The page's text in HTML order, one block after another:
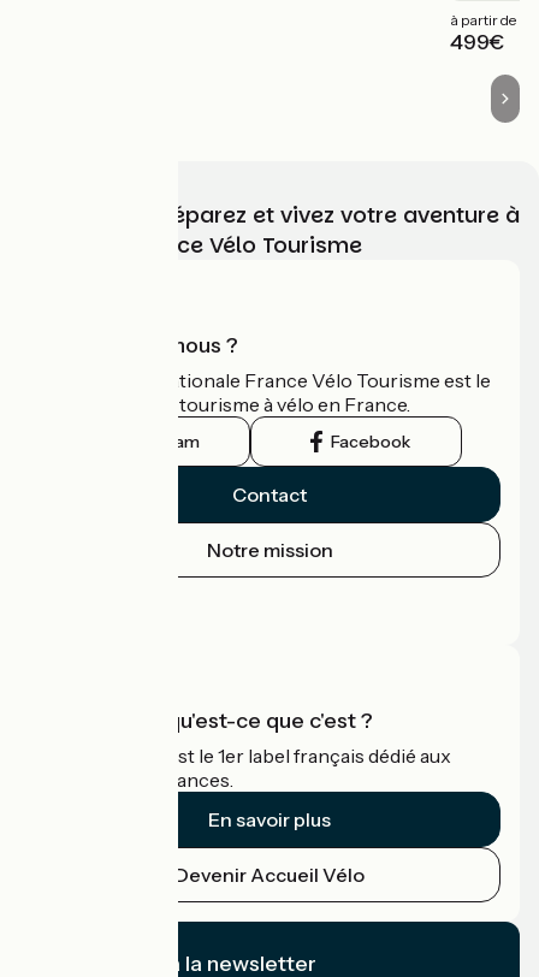
à partir de
499€
Choisissez, préparez et vivez votre aventure à
vélo avec France Vélo Tourisme
Qui sommes-nous ?
L'association nationale France Vélo Tourisme est le
guide officiel du tourisme à vélo en France.
Instagram Facebook
Contact
Notre mission
Accueil Vélo qu'est-ce que c'est ?
Accueil Vélo c'est le 1er label français dédié aux
cyclistes en vacances.
En savoir plus
Devenir Accueil Vélo
Je m'abonne à la newsletter